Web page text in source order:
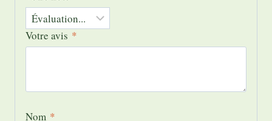
Votre avis *
Nom *